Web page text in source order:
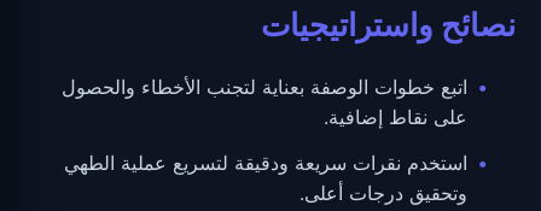
نصائح واستراتيجيات
اتبع خطوات الوصفة بعناية لتجنب الأخطاء والحصول
على نقاط إضافية.
استخدم نقرات سريعة ودقيقة لتسريع عملية الطهي
وتحقيق درجات أعلى.